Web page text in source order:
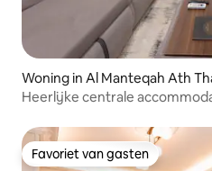
Woning in Al Manteqah Ath
Heerlijke centrale
Favoriet van gasten
Favoriet van gasten